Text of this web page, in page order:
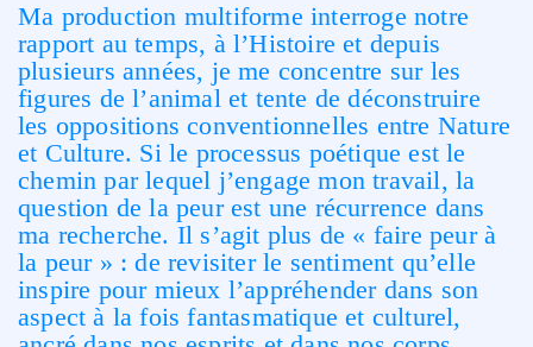
Ma production multiforme interroge notre
rapport au temps, à l’Histoire et depuis
plusieurs années, je me concentre sur les
figures de l’animal et tente de déconstruire
les oppositions conventionnelles entre Nature
et Culture. Si le processus poétique est le
chemin par lequel j’engage mon travail, la
question de la peur est une récurrence dans
ma recherche. Il s’agit plus de « faire peur à
la peur » : de revisiter le sentiment qu’elle
inspire pour mieux l’appréhender dans son
aspect à la fois fantasmatique et culturel,